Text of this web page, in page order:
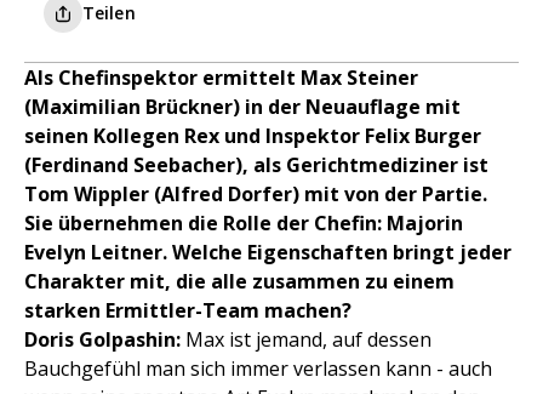
Teilen
Als Chefinspektor ermittelt Max Steiner
(Maximilian Brückner) in der Neuauflage mit
seinen Kollegen Rex und Inspektor Felix Burger
(Ferdinand Seebacher), als Gerichtmediziner ist
Tom Wippler (Alfred Dorfer) mit von der Partie.
Sie übernehmen die Rolle der Chefin: Majorin
Evelyn Leitner. Welche Eigenschaften bringt jeder
Charakter mit, die alle zusammen zu einem
starken Ermittler-Team machen?
Doris Golpashin: Max ist jemand, auf dessen
Bauchgefühl man sich immer verlassen kann - auch